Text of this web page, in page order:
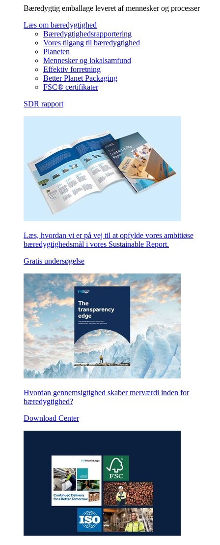
Bæredygtig emballage leveret af mennesker og processer
Læs om bæredygtighed
Bæredygtighedsrapportering
Vores tilgang til bæredygtighed
Planeten
Mennesker og lokalsamfund
Effektiv forretning
Better Planet Packaging
FSC® certifikater
SDR rapport
Læs, hvordan vi er på vej til at opfylde vores ambitiøse
bæredygtighedsmål i vores Sustainable Report.
Gratis undersøgelse
Hvordan gennemsigtighed skaber merværdi inden for
bæredygtighed?
Download Center